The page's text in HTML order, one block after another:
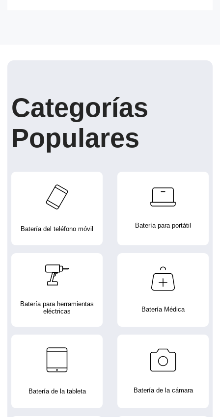
Categorías
Populares
Batería del teléfono móvil Batería para portátil
Batería para herramientas
eléctricas
Batería Médica
Batería de la tableta Batería de la cámara